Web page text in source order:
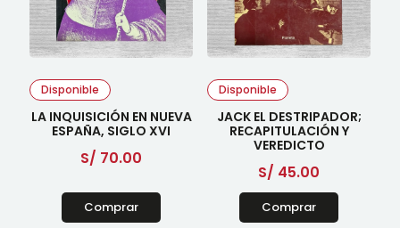
Disponible
LA INQUISICIÓN EN NUEVA
ESPAÑA, SIGLO XVI
S/ 70.00
Comprar
Disponible
JACK EL DESTRIPADOR;
RECAPITULACIÓN Y
VEREDICTO
S/ 45.00
Comprar